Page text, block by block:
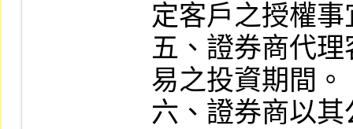
定客戶之授權事
五、證券商代
易之投資期間。
六、證券商以